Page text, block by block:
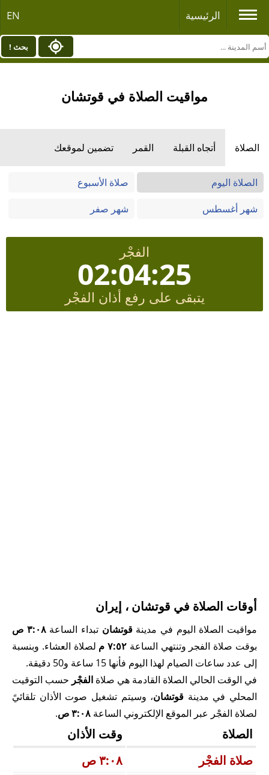
الرئيسية EN
بحث !
مواقيت الصلاة في قوتشان
الصلاة أتجاه القبلة القمر تضمين لموقعك
الصلاة اليوم
صلاة الأسبوع
شهر أغسطس
شهر صفر
الفجْر
02:04:24
يتبقى على رفع أذان الفجْر
أوقات الصلاة في قوتشان ، إيران
مواقيت الصلاة اليوم في مدينةقوتشان تبداء الساعة٣:٠٨ ص
بوقت صلاة الفجر وتنتهي الساعة ٧:٥٢ م
لصلاة العشاء. وبنسبة
إلى عدد ساعات الصيام لهذا اليوم فأنها 15 ساعة و50 دقيقة.
في الوقت الحالي الصلاة القادمة هي صلاة الفجْر حسب التوقيت
المحلي في مدينة قوتشان، وسيتم تشغيل صوت الأذان تلقائيً
لصلاة الفجْر عبر الموقع الإلكتروني الساعة ٣:٠٨ ص .
الصلاة
وقت الأذان
صلاة الفجْر
٣:٠٨ ص